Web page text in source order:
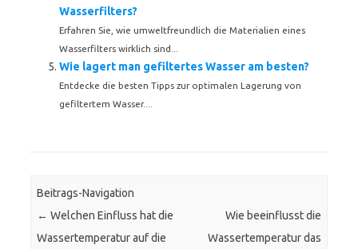
Wasserfilters?
Erfahren Sie, wie umweltfreundlich die Materialien eines
Wasserfilters wirklich sind...
Wie lagert man gefiltertes Wasser am besten?
Entdecke die besten Tipps zur optimalen Lagerung von
gefiltertem Wasser....
Beitrags-Navigation
← Welchen Einfluss hat die
Wassertemperatur auf die
Wie beeinflusst die
Wassertemperatur das